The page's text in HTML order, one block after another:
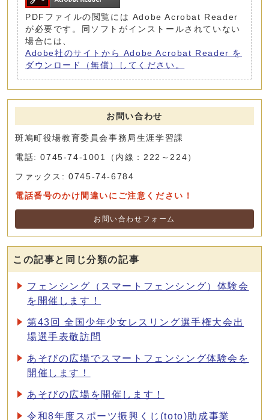
PDFファイルの閲覧には Adobe Acrobat Reader
が必要です。同ソフトがインストールされていない
場合には、
Adobe社のサイトから Adobe Acrobat Reader を
ダウンロード（無償）してください。
お問い合わせ
斑鳩町役場教育委員会事務局生涯学習課
電話: 0745-74-1001（内線：222～224）
ファックス: 0745-74-6784
電話番号のかけ間違いにご注意ください！
お問い合わせフォーム
この記事と同じ分類の記事
フェンシング（スマートフェンシング）体験会
を開催します！
第43回 全国少年少女レスリング選手権大会出
場選手表敬訪問
あそびの広場でスマートフェンシング体験会を
開催します！
あそびの広場を開催します！
令和8年度スポーツ振興くじ(toto)助成事業